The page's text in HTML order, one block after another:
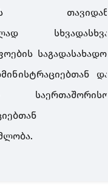
თავიდან
სხვადასხვა
საგადასახადო,
და
საერთაშორისო